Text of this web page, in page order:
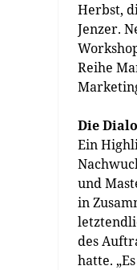
Herbst,
Jenzer.
Reihe
Die
Ein
und
in
des
hatte.